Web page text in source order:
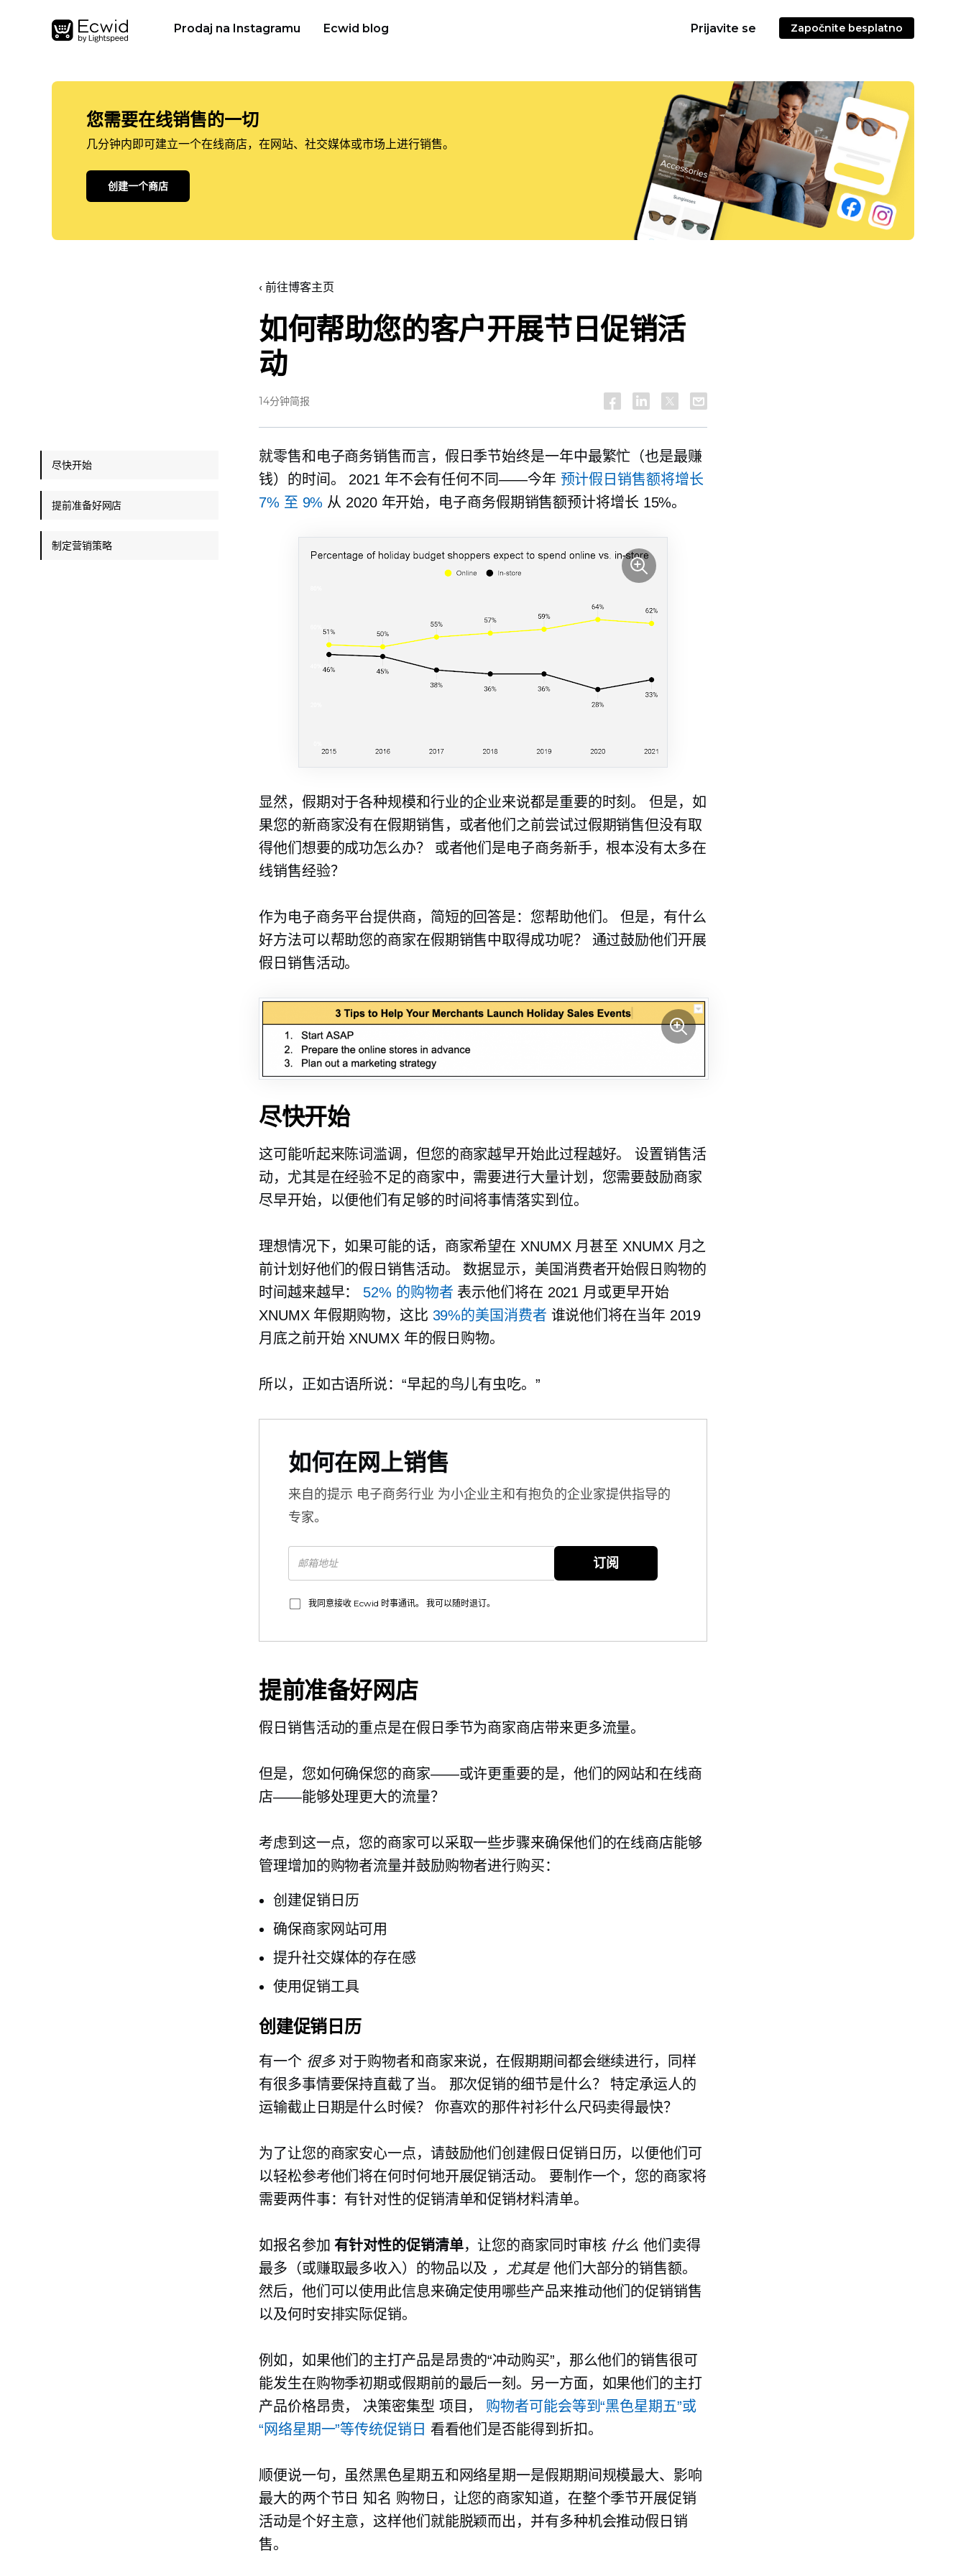
Prodaj na Instagramu Ecwid blog Prijavite se Započnite besplatno
您需要在线销售的一切
几分钟内即可建立一个在线商店，在网站、社交媒体或市场上进行销售。
创建一个商店
‹ 前往博客主页
如何帮助您的客户开展节日促销活
动
14分钟简报
就零售和电子商务销售而言，假日季节始终是一年中最繁忙（也是最赚
钱）的时间。 2021 年不会有任何不同——今年 预计假日销售额将增长
7% 至 9% 从 2020 年开始，电子商务假期销售额预计将增长 15%。
显然，假期对于各种规模和行业的企业来说都是重要的时刻。 但是，如
果您的新商家没有在假期销售，或者他们之前尝试过假期销售但没有取
得他们想要的成功怎么办？ 或者他们是电子商务新手，根本没有太多在
线销售经验？
作为电子商务平台提供商，简短的回答是：您帮助他们。 但是，有什么
好方法可以帮助您的商家在假期销售中取得成功呢？ 通过鼓励他们开展
假日销售活动。
尽快开始
这可能听起来陈词滥调，但您的商家越早开始此过程越好。 设置销售活
动，尤其是在经验不足的商家中，需要进行大量计划，您需要鼓励商家
尽早开始，以便他们有足够的时间将事情落实到位。
理想情况下，如果可能的话，商家希望在 XNUMX 月甚至 XNUMX 月之
前计划好他们的假日销售活动。 数据显示，美国消费者开始假日购物的
时间越来越早： 52% 的购物者 表示他们将在 2021 月或更早开始
XNUMX 年假期购物，这比 39%的美国消费者 谁说他们将在当年 2019
月底之前开始 XNUMX 年的假日购物。
所以，正如古语所说：“早起的鸟儿有虫吃。”
如何在网上销售
来自的提示 电子商务行业 为小企业主和有抱负的企业家提供指导的
专家。
订阅
我同意接收 Ecwid 时事通讯。 我可以随时退订。
提前准备好网店
假日销售活动的重点是在假日季节为商家商店带来更多流量。
但是，您如何确保您的商家——或许更重要的是，他们的网站和在线商
店——能够处理更大的流量？
考虑到这一点，您的商家可以采取一些步骤来确保他们的在线商店能够
管理增加的购物者流量并鼓励购物者进行购买：
创建促销日历
确保商家网站可用
提升社交媒体的存在感
使用促销工具
创建促销日历
有一个 很多对于购物者和商家来说，在假期期间都会继续进行，同样
有很多事情要保持直截了当。 那次促销的细节是什么？ 特定承运人的
运输截止日期是什么时候？ 你喜欢的那件衬衫什么尺码卖得最快？
为了让您的商家安心一点，请鼓励他们创建假日促销日历，以便他们可
以轻松参考他们将在何时何地开展促销活动。 要制作一个，您的商家将
需要两件事：有针对性的促销清单和促销材料清单。
如报名参加有针对性的促销清单，让您的商家同时审核 什么 他们卖得
最多（或赚取最多收入）的物品以及 ，尤其是他们大部分的销售额。
然后，他们可以使用此信息来确定使用哪些产品来推动他们的促销销售
以及何时安排实际促销。
例如，如果他们的主打产品是昂贵的“冲动购买”，那么他们的销售很可
能发生在购物季初期或假期前的最后一刻。另一方面，如果他们的主打
产品价格昂贵， 决策密集型 项目， 购物者可能会等到“黑色星期五”或
“网络星期一”等传统促销日 看看他们是否能得到折扣。
顺便说一句，虽然黑色星期五和网络星期一是假期期间规模最大、影响
最大的两个节日知名 购物日，让您的商家知道，在整个季节开展促销
活动是个好主意，这样他们就能脱颖而出，并有多种机会推动假日销
售。
尽快开始
提前准备好网店
制定营销策略